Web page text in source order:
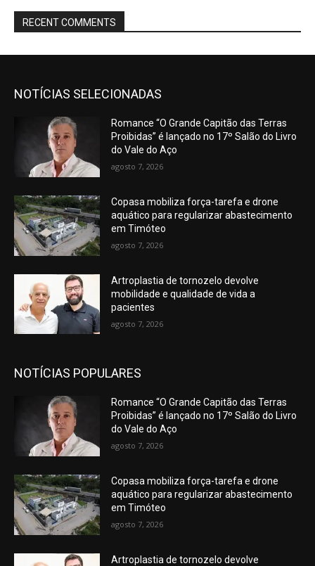
RECENT COMMENTS
NOTÍCIAS SELECIONADAS
Romance “O Grande Capitão das Terras
Proibidas” é lançado no 17º Salão do Livro
do Vale do Aço
agosto 7, 2026
Copasa mobiliza força-tarefa e drone
aquático para regularizar abastecimento
em Timóteo
agosto 7, 2026
Artroplastia de tornozelo devolve
mobilidade e qualidade de vida a
pacientes
agosto 7, 2026
NOTÍCIAS POPULARES
Romance “O Grande Capitão das Terras
Proibidas” é lançado no 17º Salão do Livro
do Vale do Aço
agosto 7, 2026
Copasa mobiliza força-tarefa e drone
aquático para regularizar abastecimento
em Timóteo
agosto 7, 2026
Artroplastia de tornozelo devolve